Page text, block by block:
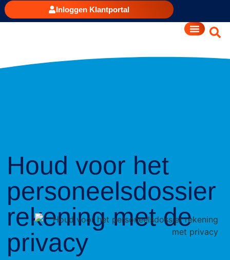
Inloggen Klantportal
Houd voor het
personeelsdossier
rekening met de
privacy